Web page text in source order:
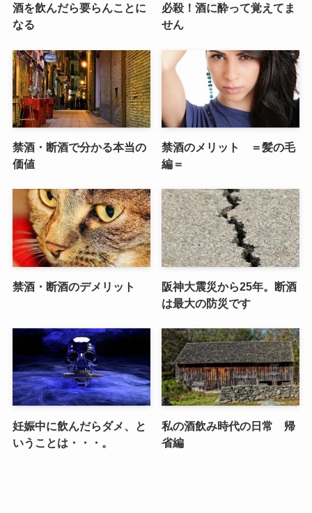
酒を飲んだら要らんことに
なる
必殺！酒に酔って覚えてま
せん
禁酒・断酒で分かる本当の
価値
禁酒のメリット ＝髪の毛
編＝
禁酒・断酒のデメリット
阪神大震災から25年。断酒
は最大の防災です
妊娠中に飲んだらダメ、と
いうことは・・・。
私の酒飲み時代の日常 帰
省編